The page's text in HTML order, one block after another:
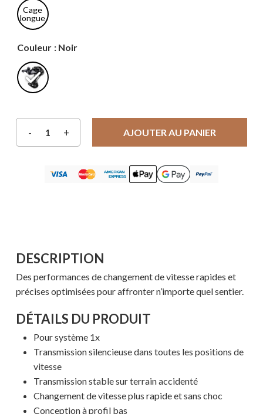
Cage
longue
Couleur : Noir
AJOUTER AU PANIER
DESCRIPTION
Des performances de changement de vitesse rapides et
précises optimisées pour affronter n’importe quel sentier.
DÉTAILS DU PRODUIT
Pour système 1x
Transmission silencieuse dans toutes les positions de
vitesse
Transmission stable sur terrain accidenté
Changement de vitesse plus rapide et sans choc
Conception à profil bas